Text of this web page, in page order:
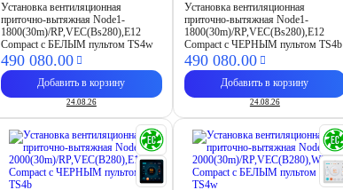
Установка вентиляционная
приточно-вытяжная Node1-
1800(30m)/RP,VEC(Bs280),E12
Compact с БЕЛЫМ пультом TS4w
490 080.00
Добавить в корзину
24.08.26
Установка вентиляционная
приточно-вытяжная Node1-
1800(30m)/RP,VEC(Bs280),E12
Compact с ЧЕРНЫМ пультом TS4b
490 080.00
Добавить в корзину
24.08.26